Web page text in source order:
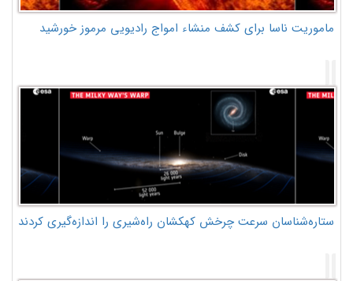
ماموریت ناسا برای کشف منشاء امواج رادیویی مرموز خورشید
ستاره‌شناسان سرعت چرخش کهکشان راه‌شیری را اندازه‌گیری کردند